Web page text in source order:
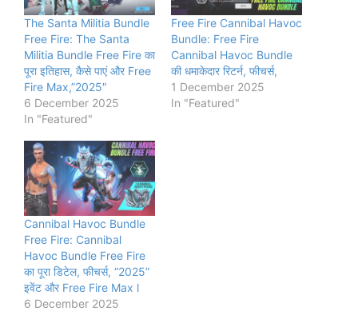
The Santa Militia Bundle
Free Fire: The Santa
Militia Bundle Free Fire का
पूरा इतिहास, कैसे पाएं और Free
Fire Max,”2025″
6 December 2025
In "Featured"
Free Fire Cannibal Havoc
Bundle: Free Fire
Cannibal Havoc Bundle
की धमाकेदार रिटर्न, फीचर्स,
1 December 2025
In "Featured"
Cannibal Havoc Bundle
Free Fire: Cannibal
Havoc Bundle Free Fire
का पूरा डिटेल, फीचर्स, “2025”
इवेंट और Free Fire Max l
6 December 2025